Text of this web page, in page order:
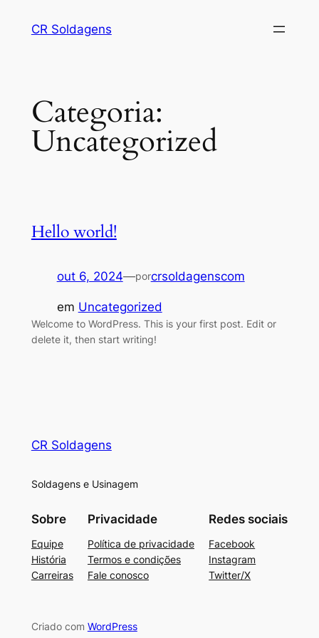
CR Soldagens
Categoria:
Uncategorized
Hello world!
out 6, 2024—porcrsoldagenscom
em Uncategorized
Welcome to WordPress. This is your first post. Edit or
delete it, then start writing!
CR Soldagens
Soldagens e Usinagem
Sobre
Equipe
História
Carreiras
Privacidade
Política de privacidade
Termos e condições
Fale conosco
Redes sociais
Facebook
Instagram
Twitter/X
Criado com WordPress